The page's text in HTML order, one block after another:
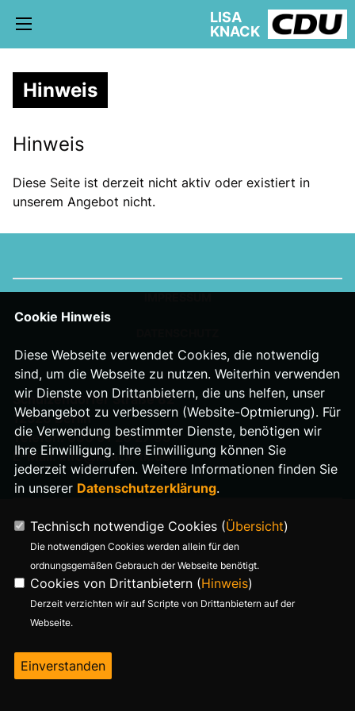
BÜRGERBÜRO
AUSSCHÜSSE
LISA
KNACK
Hinweis
Hinweis
Diese Seite ist derzeit nicht aktiv oder existiert in
unserem Angebot nicht.
Schulzendorfer Straße 82
12526 Berlin
Telefon: 030 91 20 27 95
E-Mail: info@knack-tk.de
Cookie Hinweis
Diese Webseite verwendet Cookies, die notwendig
sind, um die Webseite zu nutzen. Weiterhin verwenden
wir Dienste von Drittanbietern, die uns helfen, unser
Webangebot zu verbessern (Website-Optmierung). Für
die Verwendung bestimmter Dienste, benötigen wir
Ihre Einwilligung. Ihre Einwilligung können Sie
jederzeit widerrufen. Weitere Informationen finden Sie
in unserer Datenschutzerklärung.
Technisch notwendige Cookies (Übersicht)
Die notwendigen Cookies werden allein für den
ordnungsgemäßen Gebrauch der Webseite benötigt.
Cookies von Drittanbietern (Hinweis)
Derzeit verzichten wir auf Scripte von Drittanbietern auf der
Webseite.
Einverstanden